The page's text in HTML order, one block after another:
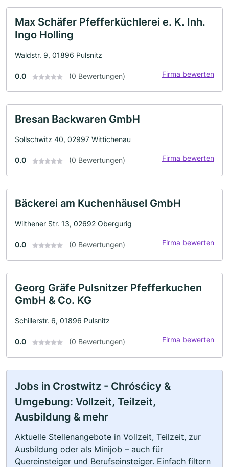
Max Schäfer Pfefferküchlerei e. K. Inh.
Ingo Holling
Waldstr. 9, 01896 Pulsnitz
0.0 (0 Bewertungen) Firma bewerten
Bresan Backwaren GmbH
Sollschwitz 40, 02997 Wittichenau
0.0 (0 Bewertungen) Firma bewerten
Bäckerei am Kuchenhäusel GmbH
Wilthener Str. 13, 02692 Obergurig
0.0 (0 Bewertungen) Firma bewerten
Georg Gräfe Pulsnitzer Pfefferkuchen
GmbH & Co. KG
Schillerstr. 6, 01896 Pulsnitz
0.0 (0 Bewertungen) Firma bewerten
Jobs in Crostwitz - Chrósćicy &
Umgebung: Vollzeit, Teilzeit,
Ausbildung & mehr
Aktuelle Stellenangebote in Vollzeit, Teilzeit, zur
Ausbildung oder als Minijob – auch für
Quereinsteiger und Berufseinsteiger. Einfach filtern